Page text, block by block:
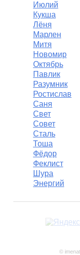
Июлий
Кукша
Лёня
Марлен
Митя
Новомир
Октябрь
Павлик
Разумник
Ростислав
Саня
Свет
Совет
Сталь
Тоша
Фёдор
Феклист
Шура
Энергий
©